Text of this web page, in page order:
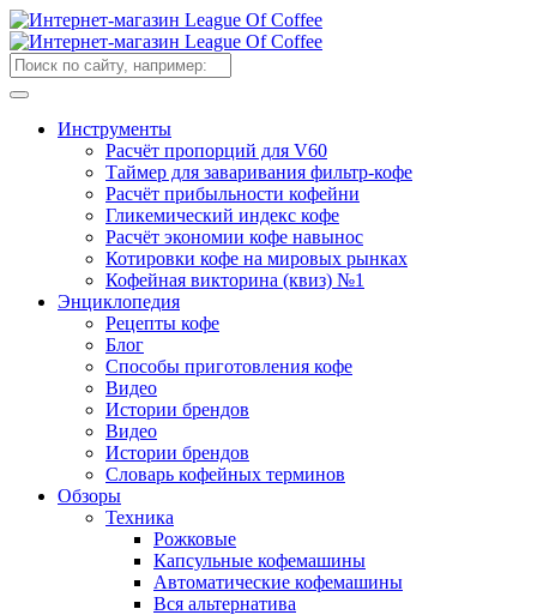
Инструменты
Расчёт пропорций для V60
Таймер для заваривания фильтр-кофе
Расчёт прибыльности кофейни
Гликемический индекс кофе
Расчёт экономии кофе навынос
Котировки кофе на мировых рынках
Кофейная викторина (квиз) №1
Энциклопедия
Рецепты кофе
Блог
Способы приготовления кофе
Видео
Истории брендов
Видео
Истории брендов
Словарь кофейных терминов
Обзоры
Техника
Рожковые
Капсульные кофемашины
Автоматические кофемашины
Вся альтернатива